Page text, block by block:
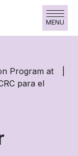
MENU
Program at
para el